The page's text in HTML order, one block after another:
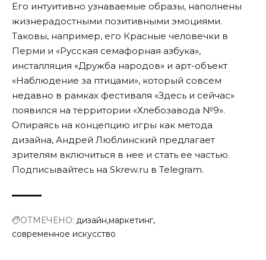
Его интуитивно узнаваемые образы, наполнены
жизнерадостными позитивными эмоциями.
Таковы, например, его Красные человечки в
Перми и «Русская семафорная азбука»,
инсталляция «Дружба народов» и арт-объект
«Наблюдение за птицами», который совсем
недавно в рамках фестиваля «Здесь и сейчас»
появился на территории «Хлебозавода №9».
Опираясь на концепцию игры как метода
дизайна, Андрей Люблинский предлагает
зрителям включиться в нее и стать ее частью.
Подписывайтесь на Skrew.ru в Telegram.
ОТМЕЧЕНО: дизайн маркетинг
современное искусство